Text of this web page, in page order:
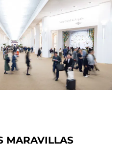
MARAVILLAS